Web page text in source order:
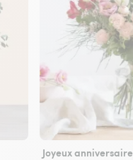
Joyeux anniversaire